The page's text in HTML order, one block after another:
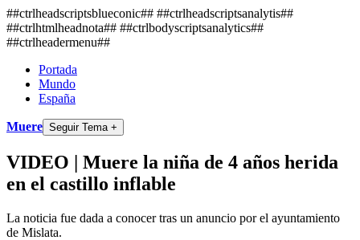
##ctrlheadscriptsblueconic## ##ctrlheadscriptsanalytis##
##ctrlhtmlheadnota## ##ctrlbodyscriptsanalytics##
##ctrlheadermenu##
Portada
Mundo
España
Muere Seguir Tema +
VIDEO | Muere la niña de 4 años herida
en el castillo inflable
La noticia fue dada a conocer tras un anuncio por el ayuntamiento
de Mislata.